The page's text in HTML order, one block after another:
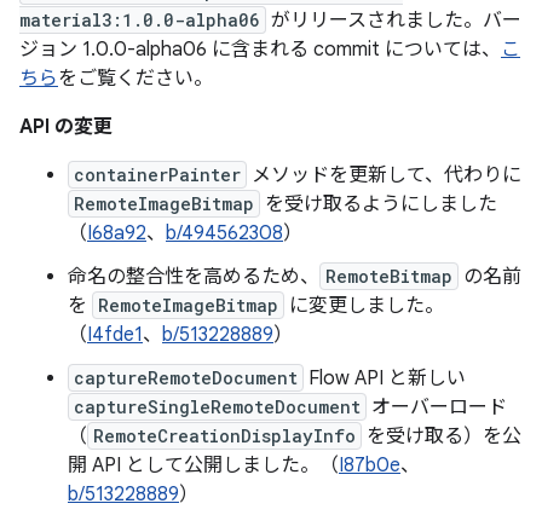
material3:1.0.0-alpha06 がリリースされました。バー
ジョン 1.0.0-alpha06 に含まれる commit については、 こ
ちらをご覧ください。
API の変更
containerPainter メソッドを更新して、代わりに
RemoteImageBitmap を受け取るようにしました
（I68a92、 b/494562308）
命名の整合性を高めるため、
RemoteBitmap の名前
を
RemoteImageBitmap
に変更しました。
（I4fde1、 b/513228889）
captureRemoteDocument Flow API と新しい
captureSingleRemoteDocument オーバーロード
（ RemoteCreationDisplayInfo を受け取る）を公
開 API として公開しました。（I87b0e、
b/513228889）